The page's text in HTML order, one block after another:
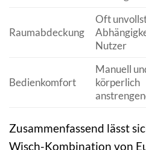
Raumabdeckung
Oft
Nutzer
Bedienkomfort
Manuell
körperlich
Zusammenfassend lässt
Wisch-Kombination von